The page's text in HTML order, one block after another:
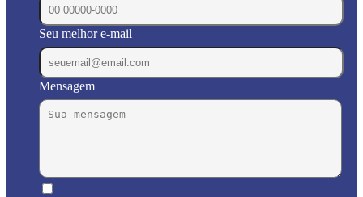
Seu melhor e-mail
Mensagem